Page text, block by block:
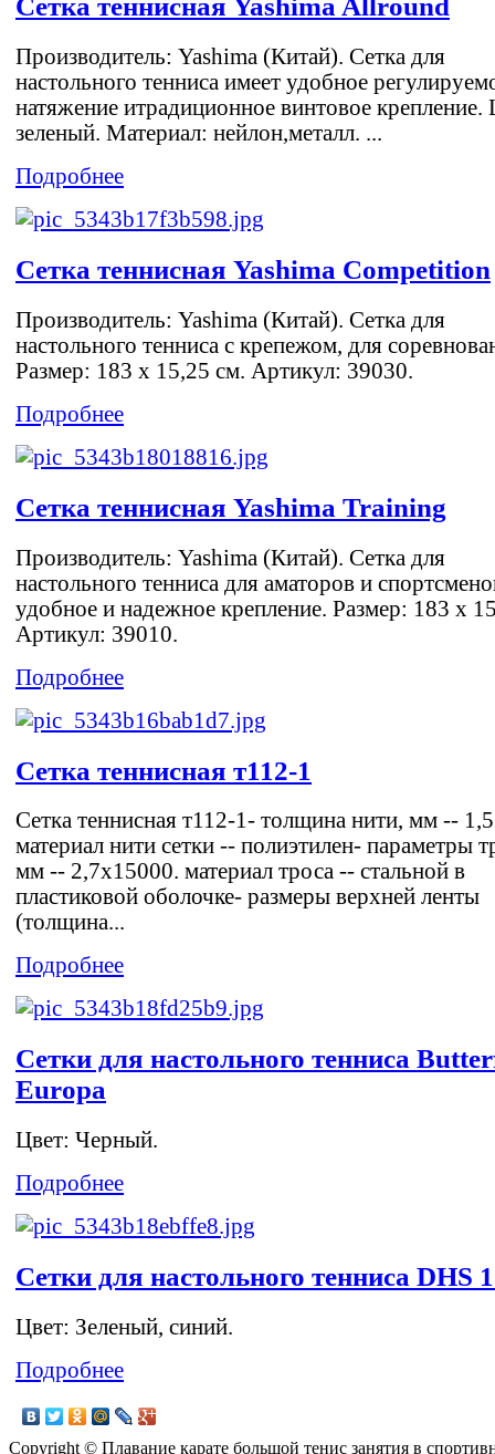
Сетка теннисная Yashima Allround
Производитель: Yashima (Китай). Сетка для
настольного тенниса имеет удобное
натяжение итрадиционное винтовое крепление.
зеленый. Материал: нейлон,металл. ...
Подробнее
Сетка теннисная Yashima Competition
Производитель: Yashima (Китай). Сетка для
настольного тенниса с крепежом, для
Размер: 183 х 15,25 см. Артикул: 39030.
Подробнее
Сетка теннисная Yashima Training
Производитель: Yashima (Китай). Сетка для
настольного тенниса для аматоров и
удобное и надежное крепление. Размер: 183 х
Артикул: 39010.
Подробнее
Сетка теннисная т112-1
Сетка теннисная т112-1- толщина нити, мм --
материал нити сетки -- полиэтилен- параметры
мм -- 2,7х15000. материал троса -- стальной в
пластиковой оболочке- размеры верхней ленты
(толщина...
Подробнее
Сетки для настольного тенниса
Europa
Цвет: Черный.
Подробнее
Сетки для настольного тенниса DHS
Цвет: Зеленый, синий.
Подробнее
Copyright © Плавание карате большой тенис занятия в